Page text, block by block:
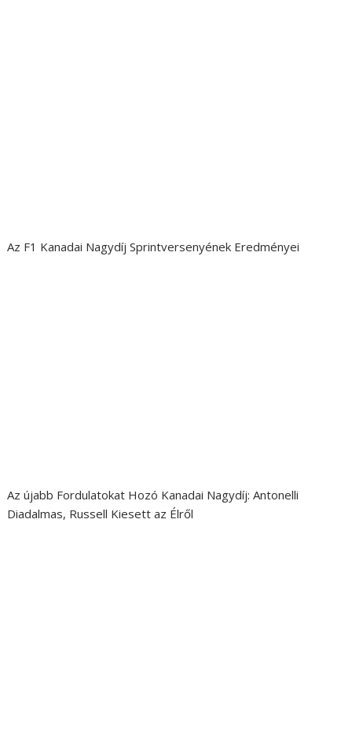
Az F1 Kanadai Nagydíj Sprintversenyének Eredményei
Az újabb Fordulatokat Hozó Kanadai Nagydíj: Antonelli
Diadalmas, Russell Kiesett az Élről